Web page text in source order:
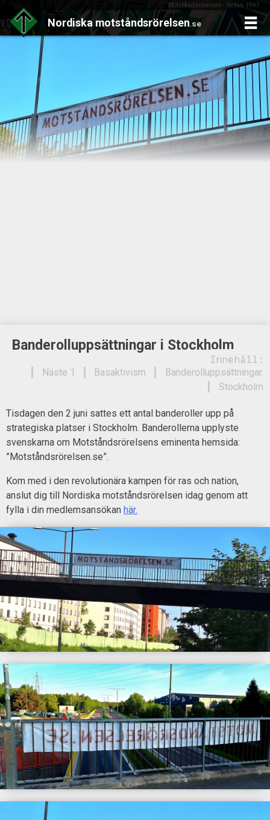
Motståndsrörelsen - Sedan 1997
Nordiska motståndsrörelsen.se
Banderolluppsättningar i Stockholm
Innehåll:
Banderolluppsättningar.
Basaktivism
Näste 1
Stockholm
Tisdagen den 2 juni sattes ett antal banderoller upp på
strategiska platser i Stockholm. Banderollerna upplyste
svenskarna om Motståndsrörelsens eminenta hemsida:
”Motståndsrörelsen.se”.
Kom med i den revolutionära kampen för ras och nation,
anslut dig till Nordiska motståndsrörelsen idag genom att
fylla i din medlemsansökan här.